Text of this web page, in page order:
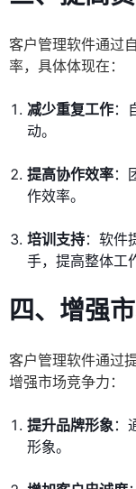
客户管理软件通过
率，具体体现在：
减少重复工作：
动。
提高协作效率：
作效率。
培训支持：软件
手，提高整体工
四、增强
客户管理软件通过
增强市场竞争力：
提升品牌形象：
形象。